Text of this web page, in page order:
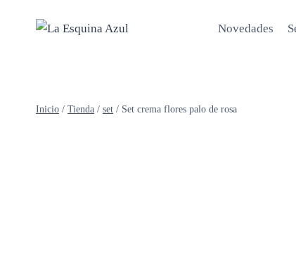
Novedades
Inicio / Tienda / set / Set crema flores palo de rosa